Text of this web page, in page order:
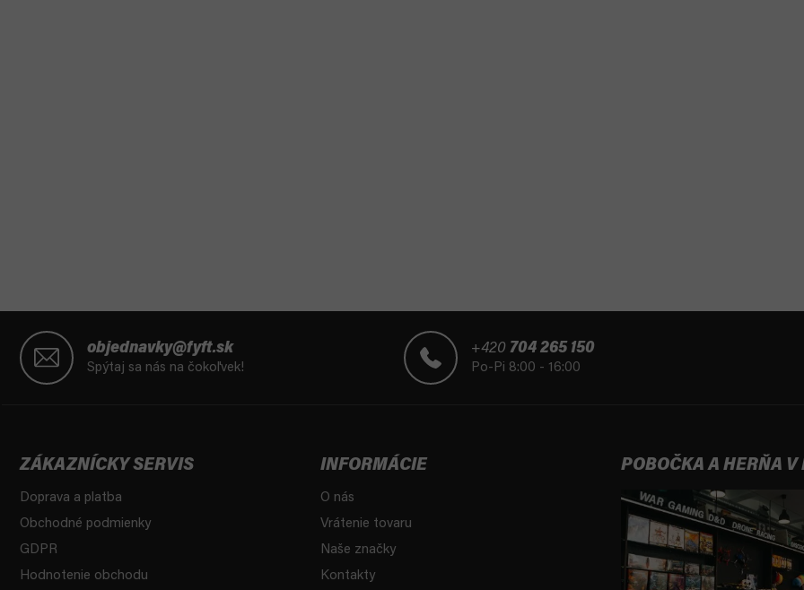
objednavky@fyft.sk
Spýtaj sa nás na čokoľvek!
+420 704 265 150
Po-Pi 8:00 - 16:00
ZÁKAZNÍCKY SERVIS
Doprava a platba
Obchodné podmienky
GDPR
Hodnotenie obchodu
INFORMÁCIE
O nás
Vrátenie tovaru
Naše značky
Kontakty
POBOČKA A HERŇA V